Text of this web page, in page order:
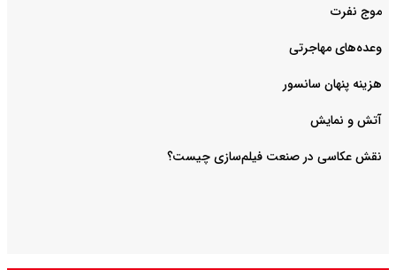
موج نفرت
وعده‌های مهاجرتی
هزینه پنهان سانسور
آتش و نمایش